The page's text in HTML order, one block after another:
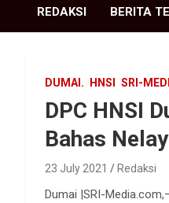
REDAKSI BERITA
DUMAI. HNSI SRI-
DPC HNSI
Bahas
23 July 2021 Redaksi
Dumai |SRI-